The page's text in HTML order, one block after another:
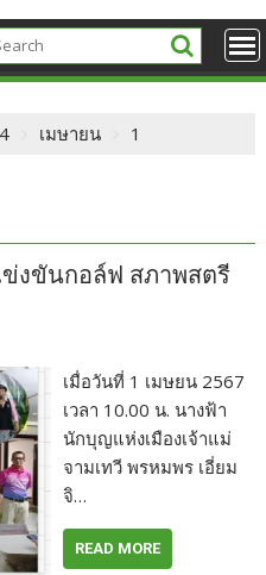
เมษายน 1
งขันกอล์ฟ สภาพสตรี
เมื่อวันที่ 1 เมษยน 2567
เวลา 10.00 น. นางฟ้า
นักบุญแห่งเมืองเจ้าแม่
จามเทวี พรหมพร เอี่ยม
จิ…
READ MORE